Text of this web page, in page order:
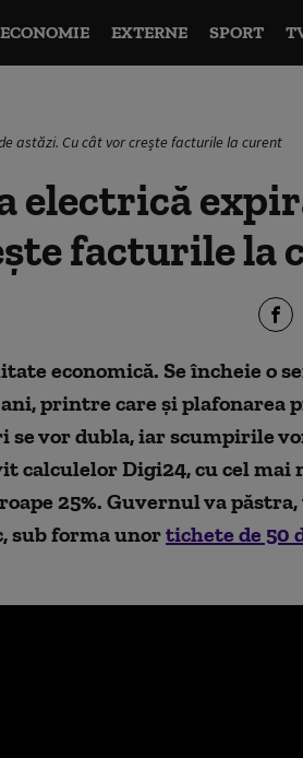
ECONOMIE EXTERNE SPORT
astăzi. Cu cât vor crește facturile la curent
electrică
facturile la
economică. Se încheie o
printre care și plafonarea
vor dubla, iar scumpirile
calculelor Digi24, cu cel mai
25%. Guvernul va
sub forma unortichete de 50